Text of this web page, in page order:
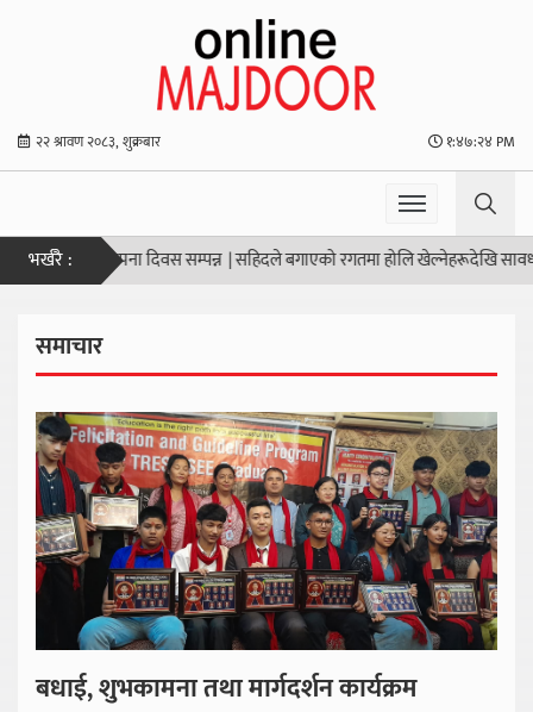
२२ श्रावण २०८३, शुक्रबार १:४७:२५ PM
भर्खरै :
औँ स्थापना दिवस सम्पन्न |सहिदले बगाएको रगतमा होलि खेल्नेहरूदेखि सावधान ! |
समाचार
बधाई, शुभकामना तथा मार्गदर्शन कार्यक्रम